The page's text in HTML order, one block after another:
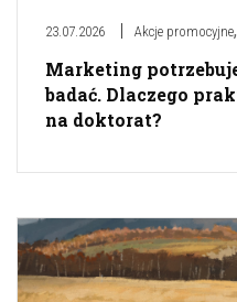
23.07.2026 Akcje promocyjne,
Marketing
badać. Dlaczego
na doktorat?